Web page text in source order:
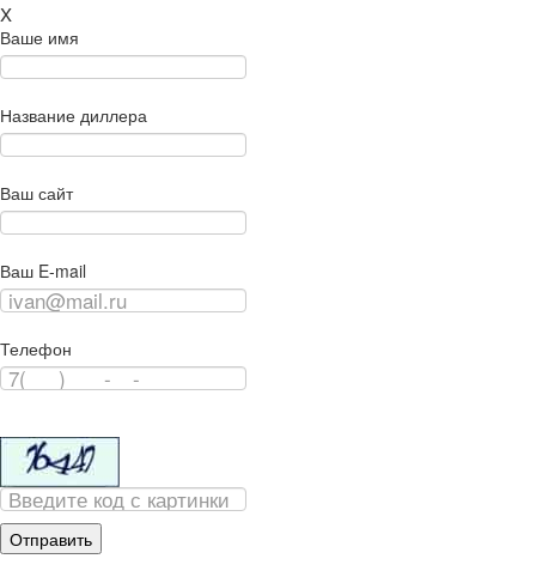
X
Ваше имя
Название диллера
Ваш сайт
Ваш E-mail
Телефон